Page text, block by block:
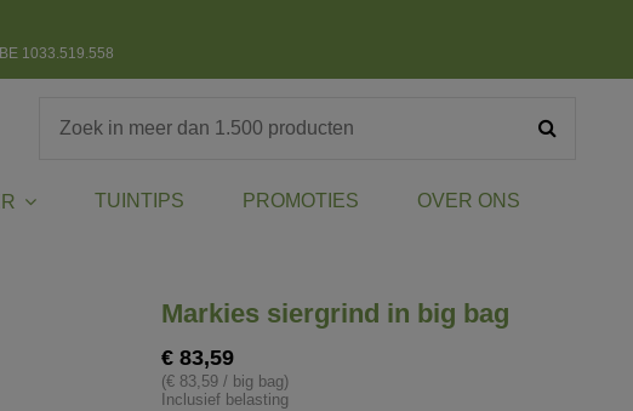
1033.519.558
TUINTIPS PROMOTIES OVER ONS
Markies siergrind in big bag
€ 83,59
(€ 83,59 / big bag)
Inclusief belasting